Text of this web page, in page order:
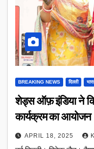
BREAKING NEWS दिल्ली
शेड्स ऑफ़ इंडिया ने
कार्यक्रम का आयोजन
APRIL 18, 2025